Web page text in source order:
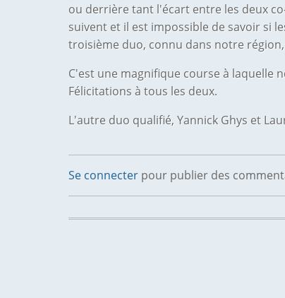
ou derrière tant l'écart entre les deux
suivent et il est impossible de savoir si
troisième duo, connu dans notre
C'est une magnifique course à laquelle
Félicitations à tous les deux.
L'autre duo qualifié, Yannick Ghys et
Se connecter pour publier des